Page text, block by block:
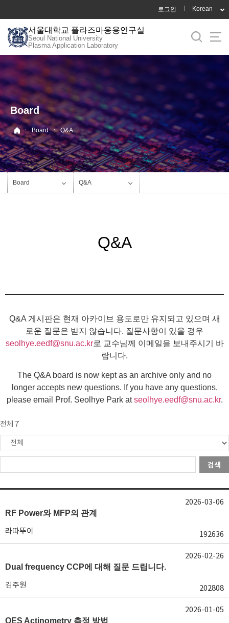
로
메
뉴
로그인 Korean
서울대학교 플라즈마응용연구실
Seoul National University
Plasma Application Laboratory
Board
· Board · Q&A
Board Q&A
Q&A
Q&A 게시판은 현재 아카이브 용도로만 유지되고 있으며 새
로운 질문은 받지 않습니다. 질문사항이 있을 경우
seolhye.eedf@snu.ac.kr로 교수님께 이메일을 보내주시기 바
랍니다.
The Q&A board is now kept as an archive only and no
longer accepts new questions. If you have any questions,
please email Prof. Seolhye Park atseolhye.eedf@snu.ac.kr.
전체 7
검색
RF Power와 MFP의 관계
라따뚜이 192636
2026-03-06
Dual frequency CCP에 대해 질문 드립니다.
김주원 202808
2026-02-26
OES Actinometry 측정 방법
2026-01-05